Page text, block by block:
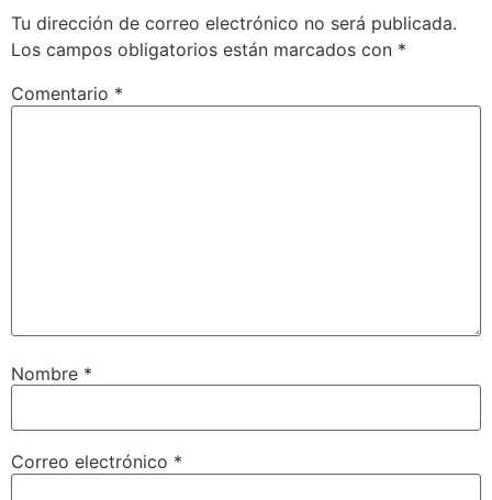
Tu dirección de correo electrónico no será publicada.
Los campos obligatorios están marcados con *
Comentario *
Nombre *
Correo electrónico *